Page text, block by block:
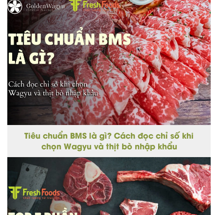
Tiêu chuẩn BMS là gì? Cách đọc chỉ số khi
chọn Wagyu và thịt bò nhập khẩu